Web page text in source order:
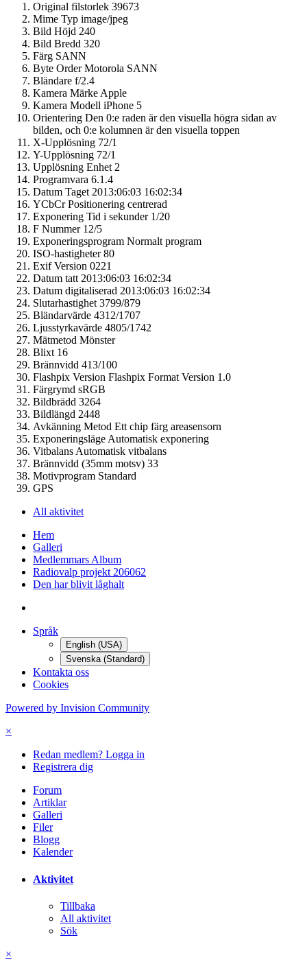
Original filstorlek 39673
Mime Typ image/jpeg
Bild Höjd 240
Bild Bredd 320
Färg SANN
Byte Order Motorola SANN
Bländare f/2.4
Kamera MärkeApple
Kamera Modell iPhone 5
Orientering Den 0:e raden är den visuella högra sidan av
bilden, och 0:e kolumnen är den visuella toppen
X-Upplösning 72/1
Y-Upplösning 72/1
Upplösning Enhet 2
Programvara 6.1.4
Datum Taget 2013:06:03 16:02:34
YCbCr Positionering centrerad
Exponering Tid i sekunder 1/20
F Nummer 12/5
Exponeringsprogram Normalt program
ISO-hastigheter 80
Exif Version 0221
Datum tatt 2013:06:03 16:02:34
Datum digitaliserad 2013:06:03 16:02:34
Slutarhastighet 3799/879
Bländarvärde 4312/1707
Ljusstyrkavärde 4805/1742
Mätmetod Mönster
Blixt 16
Brännvidd 413/100
Flashpix Version Flashpix Format Version 1.0
Färgrymd sRGB
Bildbrädd 3264
Bildlängd 2448
Avkänning Metod Ett chip färg areasensorn
ExponeringslägeAutomatisk exponering
VitbalansAutomatisk vitbalans
Brännvidd (35mm motsv) 33
Motivprogram Standard
GPS
All aktivitet
Hem
Galleri
Medlemmars Album
Radiovalp projekt 206062
Den har blivit låghalt
Språk
English (USA)
Svenska (Standard)
Kontakta oss
Cookies
Powered by Invision Community
×
Redan medlem? Logga in
Registrera dig
Forum
Artiklar
Galleri
Filer
Blogg
Kalender
Aktivitet
Tillbaka
All aktivitet
Sök
×